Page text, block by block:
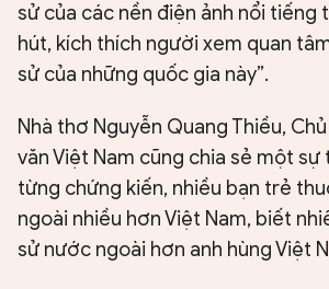
sử của các nền điện ảnh nổi tiếng
hút, kích thích người xem quan
sử của những quốc gia này”.
Nhà thơ Nguyễn Quang Thiều,
văn Việt Nam cũng chia sẻ một sự
từng chứng kiến, nhiều bạn trẻ
ngoài nhiều hơn Việt Nam, biết
sử nước ngoài hơn anh hùng Việt